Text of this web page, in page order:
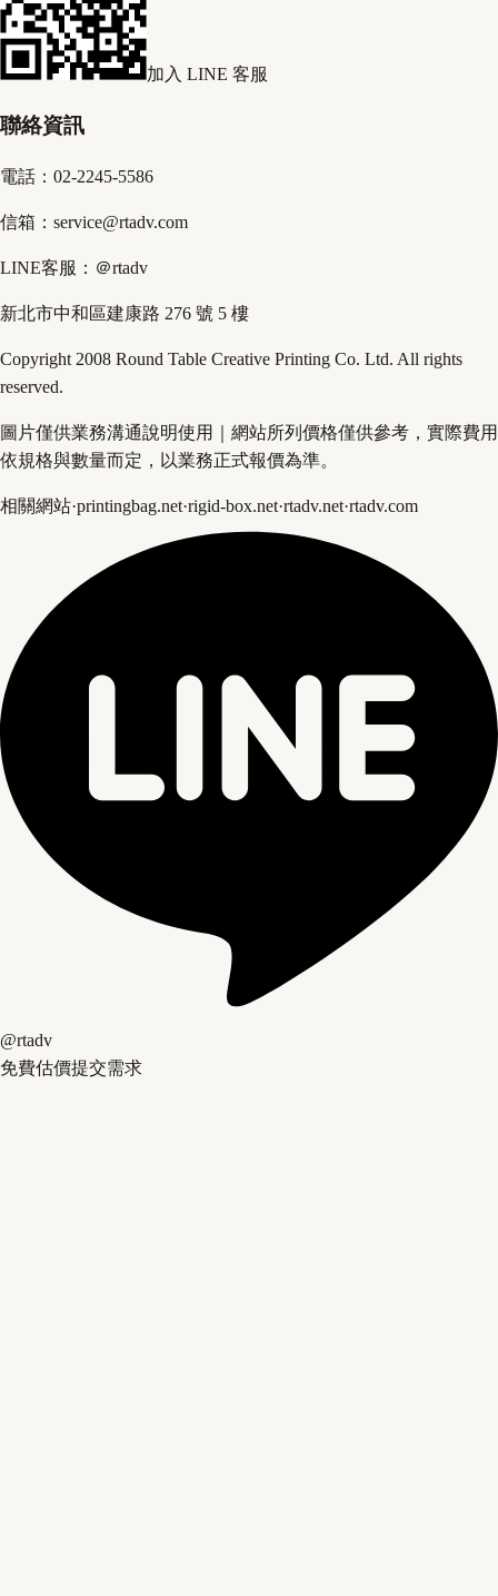
加入 LINE 客服
聯絡資訊
電話：02-2245-5586
信箱：service@rtadv.com
LINE客服：＠rtadv
新北市中和區建康路 276 號 5 樓
Copyright 2008 Round Table Creative Printing Co. Ltd. All rights
reserved.
圖片僅供業務溝通說明使用｜網站所列價格僅供參考，實際費用
依規格與數量而定，以業務正式報價為準。
相關網站·printingbag.net·rigid-box.net·rtadv.net·rtadv.com
@rtadv
免費估價提交需求